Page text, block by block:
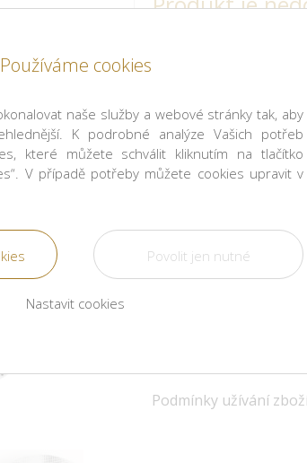
Materiál: porcelán
Rozměry: ∅ Diameter 11
Barva: černá, bílá
Popis: kulatá krabička
Piero Fornasetti
slavného umělce
renesanční
objektů v
Byl skvělým malířem
ovlivnil též módu. Jeho
a díky jeho ikonickým
Podmínky užívání
Používáme cookies
naše služby a webové stránky tak, aby
K podrobné analýze Vašich potřeb
které můžete schválit kliknutím na tlačítko
V případě potřeby můžete cookies upravit v
Nastavit cookies